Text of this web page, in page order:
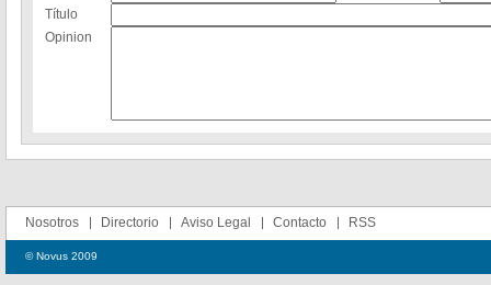
Título
Opinion
Nosotros Directorio Aviso Legal Contacto RSS
© Novus 2009